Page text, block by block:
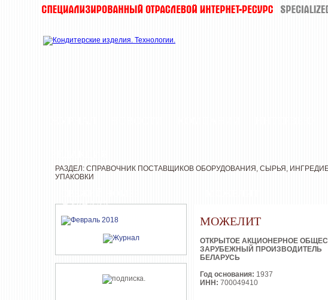
ЖУРНАЛА
РАЗДЕЛ: СПРАВОЧНИК ПОСТАВЩИКОВ ОБОРУДОВАНИЯ, СЫРЬЯ,
УПАКОВКИ
МОЖЕЛИТ
ОТКРЫТОЕ АКЦИОНЕРНОЕ
ЗАРУБЕЖНЫЙ ПРОИЗВОДИТЕЛЬ
БЕЛАРУСЬ
Год основания: 1937
ИНН: 700049410